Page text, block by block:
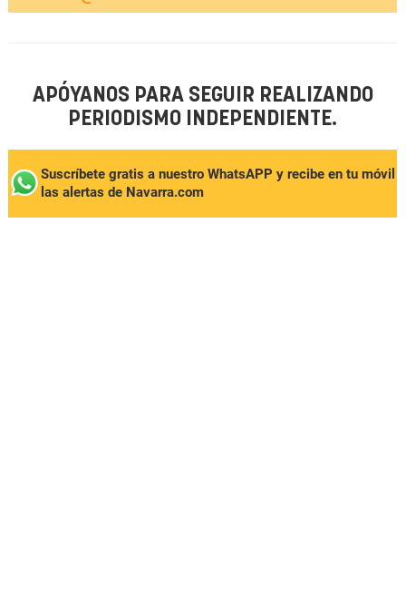
APÓYANOS PARA SEGUIR REALIZANDO
PERIODISMO INDEPENDIENTE.
Suscríbete gratis a nuestro WhatsAPP y recibe en tu móvil
las alertas de Navarra.com